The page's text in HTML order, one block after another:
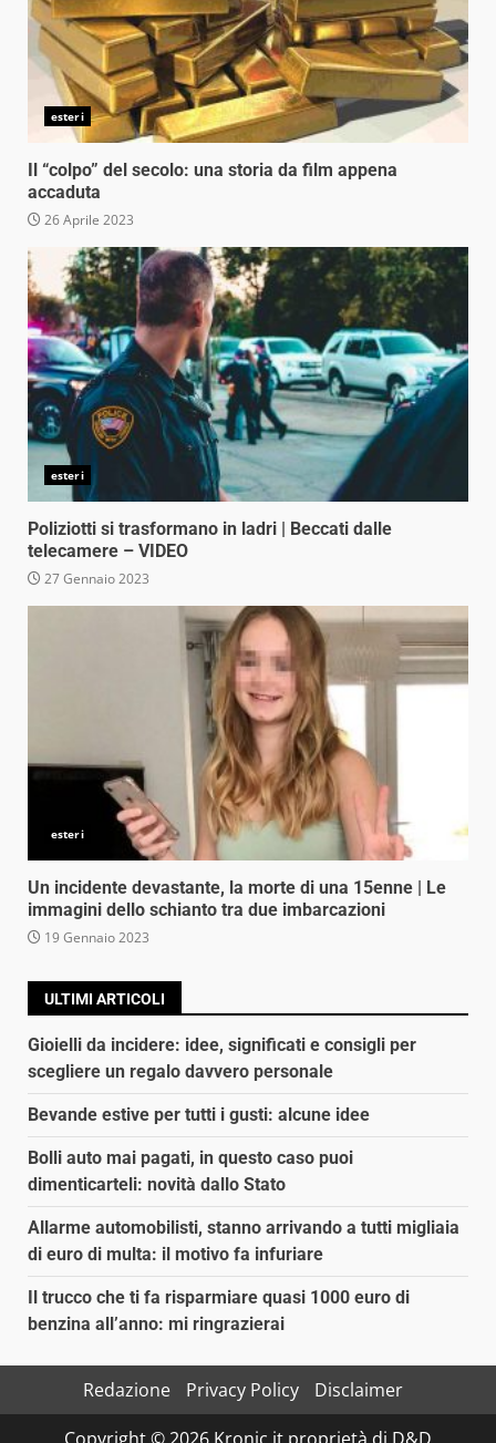
esteri
Il “colpo” del secolo: una storia da film appena
accaduta
26 Aprile 2023
esteri
Poliziotti si trasformano in ladri | Beccati dalle
telecamere – VIDEO
27 Gennaio 2023
esteri
Un incidente devastante, la morte di una 15enne | Le
immagini dello schianto tra due imbarcazioni
19 Gennaio 2023
ULTIMI ARTICOLI
Gioielli da incidere: idee, significati e consigli per
scegliere un regalo davvero personale
Bevande estive per tutti i gusti: alcune idee
Bolli auto mai pagati, in questo caso puoi
dimenticarteli: novità dallo Stato
Allarme automobilisti, stanno arrivando a tutti migliaia
di euro di multa: il motivo fa infuriare
Il trucco che ti fa risparmiare quasi 1000 euro di
benzina all’anno: mi ringrazierai
Redazione Privacy Policy
Disclaimer